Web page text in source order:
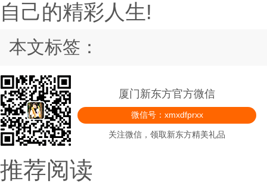
自己的精彩人生!
本文标签：
厦门新东方官方微信
微信号：xmxdfprxx
关注微信，领取新东方精美礼品
推荐阅读